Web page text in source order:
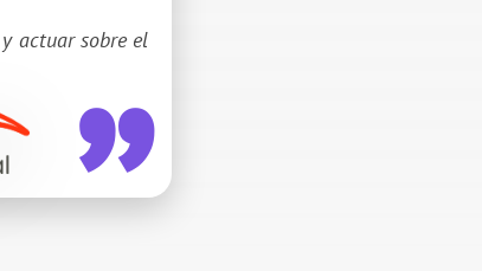
actuar sobre el